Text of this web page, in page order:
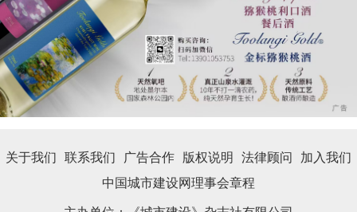
关于我们 联系我们 广告合作 版权说明 法律顾问
加入我们
中国城市建设网理事会章程